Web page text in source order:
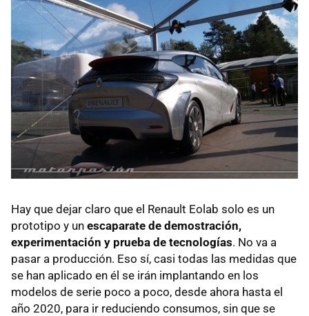
Hay que dejar claro que el Renault Eolab solo es un
prototipo y un escaparate de demostración,
experimentación y prueba de tecnologías. No va a
pasar a producción. Eso sí, casi todas las medidas que
se han aplicado en él se irán implantando en los
modelos de serie poco a poco, desde ahora hasta el
año 2020, para ir reduciendo consumos, sin que se